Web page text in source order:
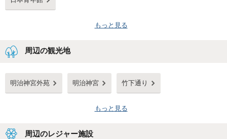
もっと見る
周辺の観光地
明治神宮外苑 明治神宮 竹下通り
もっと見る
周辺のレジャー施設